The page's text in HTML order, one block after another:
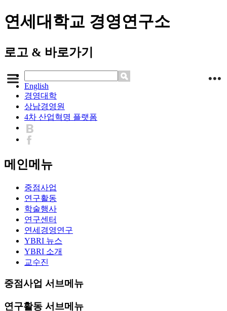
연세대학교 경영연구소
로고 & 바로가기
English
경영대학
상남경영원
4차 산업혁명 플랫폼
메인메뉴
중점사업
연구활동
학술행사
연구센터
연세경영연구
YBRI 뉴스
YBRI 소개
교수진
중점사업 서브메뉴
연구활동 서브메뉴